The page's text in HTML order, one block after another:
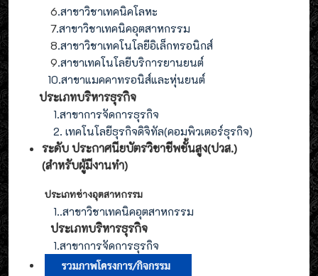
6.สาขาวิชาเทคนิคโลหะ
7.สาขาวิชาเทคนิคอุตสาหกรรม
8.สาขาวิชาเทคโนโลยีอิเล็กทรอนิกส์
9.สาขาเทคโนโลยีบริการยานยนต์
10.สาขาแมคคาทรอนิส์และหุ่นยนต์
ประเภทบริหารธุรกิจ
1.สาขาการจัดการธุรกิจ
2. เทคโนโลยีธุรกิจดิจิทัล(คอมพิวเตอร์ธุรกิจ)
ระดับ ประกาศนียบัตรวิชาชีพชั้นสูง(ปวส.)
(สำหรับผู้มีงานทำ)
ประเภทช่างอุตสาหกรรม
1..สาขาวิชาเทคนิคอุตสาหกรรม
ประเภทบริหารธุรกิจ
1.สาขาการจัดการธุรกิจ